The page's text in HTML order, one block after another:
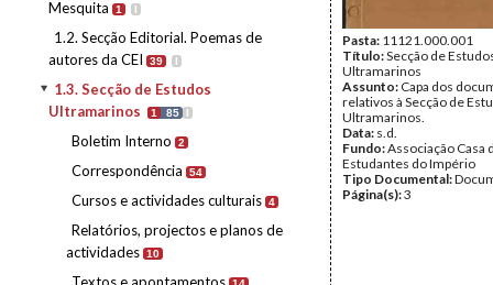
Mesquita
1 I
1.2. Secção Editorial. Poemas de
autores da CEI
39 I
1.3. Secção de Estudos
Ultramarinos
1 85 I
Boletim Interno 2
Correspondência 54
Cursos e actividades culturais 4
Relatórios, projectos e planos de
actividades 10
Pasta: 11121.000.001
Título:Secção de
Ultramarinos
Assunto: Capa dos
relativos à Secção de
Ultramarinos.
Data: s.d.
Fundo:Associação Casa
Estudantes do Império
Tipo Documental:
Página(s):3